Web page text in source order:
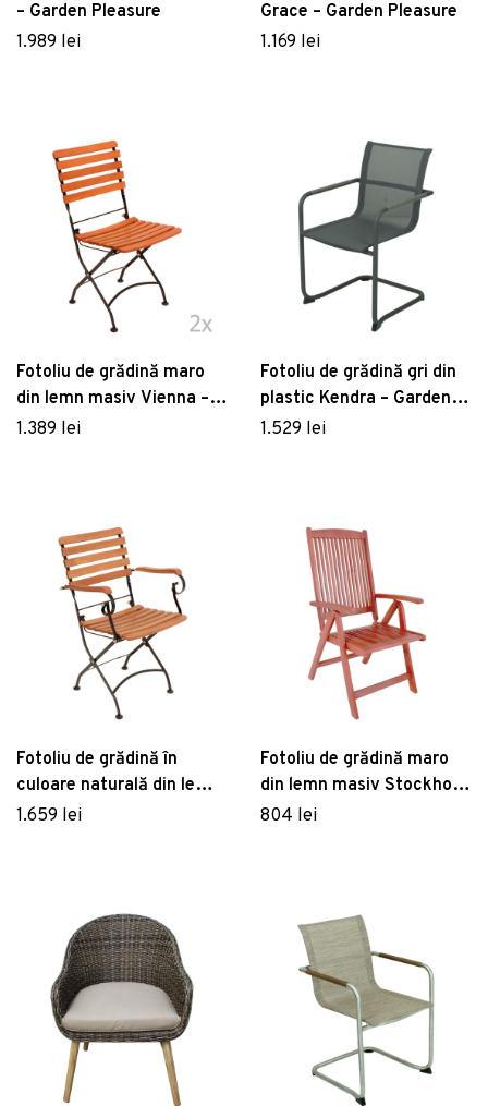
– Garden Pleasure
1.989 lei
Grace – Garden Pleasure
1.169 lei
Fotoliu de grădină maro
din lemn masiv Vienna –
Garden Pleasure
1.389 lei
Fotoliu de grădină gri din
plastic Kendra – Garden
Pleasure
1.529 lei
Fotoliu de grădină în
culoare naturală din lemn
masiv Wien – Garden
1.659 lei
Fotoliu de grădină maro
din lemn masiv Stockholm
– Garden Pleasure
804 lei